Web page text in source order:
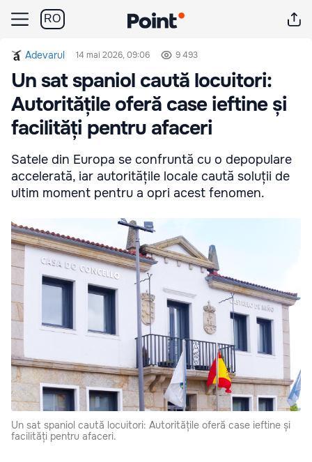
RO
Adevarul 14 mai 2026, 09:06 9 493
Un sat spaniol caută locuitori:
Autoritățile oferă case ieftine și
facilități pentru afaceri
Satele din Europa se confruntă cu o depopulare
accelerată, iar autoritățile locale caută soluții de
ultim moment pentru a opri acest fenomen.
Un sat spaniol caută locuitori: Autoritățile oferă case ieftine și
facilități pentru afaceri.